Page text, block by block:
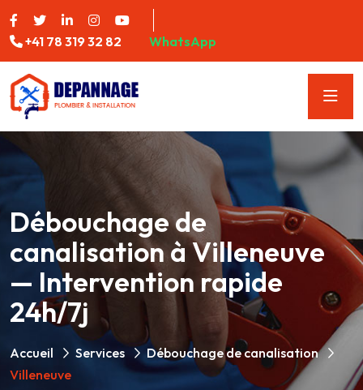
+41 78 319 32 82 WhatsApp
Débouchage de
canalisation à Villeneuve
— Intervention rapide
24h/7j
Accueil Services
Débouchage de canalisation
Villeneuve